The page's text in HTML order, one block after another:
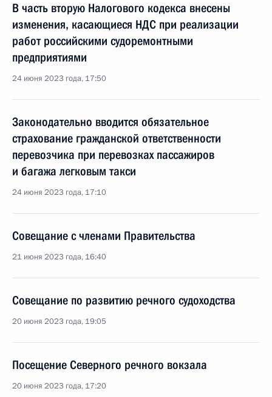
В часть вторую Налогового кодекса внесены
изменения, касающиеся НДС при реализации
работ российскими судоремонтными
предприятиями
24 июня 2023 года, 17:50
Законодательно вводится обязательное
страхование гражданской ответственности
перевозчика при перевозках пассажиров
и багажа легковым такси
24 июня 2023 года, 17:10
Совещание с членами Правительства
21 июня 2023 года, 16:40
Совещание по развитию речного судоходства
20 июня 2023 года, 19:05
Посещение Северного речного вокзала
20 июня 2023 года, 17:20